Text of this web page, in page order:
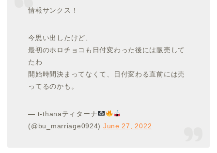
情報サンクス！
今思い出したけど、
最初のホロチョコも日付変わった後には販売して
たわ
開始時間決まってなくて、日付変わる直前には売
ってるのかも。
— t-thanaティターナ
(@bu_marriage0924) June 27, 2022